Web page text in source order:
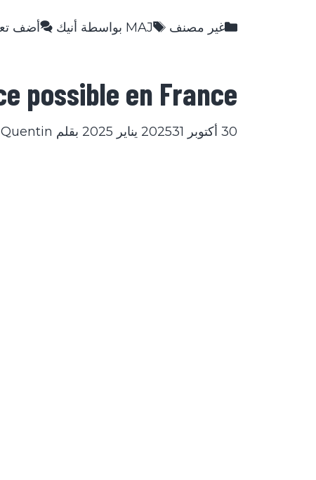
التصنيفات
غير مصنف الوسوم
MAJ بواسطة أنيك أضف
en France ?
30 أكتوبر 2025 31 يناير 2025 بقلم Quentin